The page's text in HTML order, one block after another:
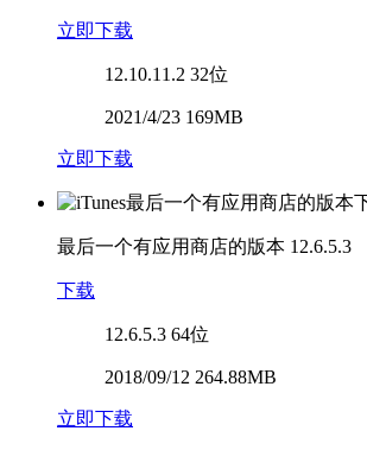
立即下载
12.10.11.2 32位
2021/4/23 169MB
立即下载
最后一个有应用商店的版本 12.6.5.3
下载
12.6.5.3 64位
2018/09/12 264.88MB
立即下载